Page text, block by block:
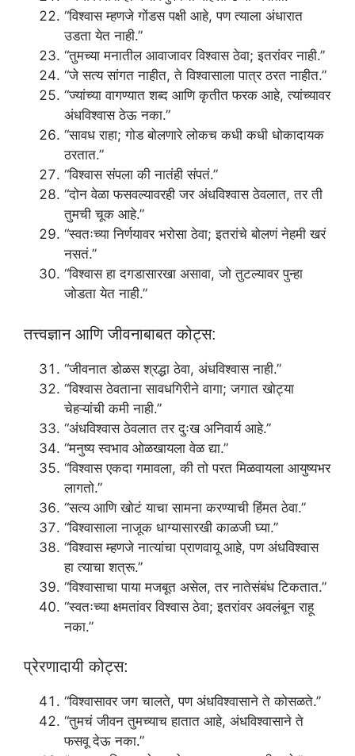
“विश्वास म्हणजे गोंडस पक्षी आहे, पण त्याला अंधारात
उडता येत नाही.”
“तुमच्या मनातील आवाजावर विश्वास ठेवा; इतरांवर नाही.”
“जे सत्य सांगत नाहीत, ते विश्वासाला पात्र ठरत नाहीत.”
“ज्यांच्या वागण्यात शब्द आणि कृतीत फरक आहे, त्यांच्यावर
अंधविश्वास ठेऊ नका.”
“सावध राहा; गोड बोलणारे लोकच कधी कधी धोकादायक
ठरतात.”
“विश्वास संपला की नातंही संपतं.”
“दोन वेळा फसवल्यावरही जर अंधविश्वास ठेवलात, तर ती
तुमची चूक आहे.”
“स्वतःच्या निर्णयावर भरोसा ठेवा; इतरांचे बोलणं नेहमी खरं
नसतं.”
“विश्वास हा दगडासारखा असावा, जो तुटल्यावर पुन्हा
जोडता येत नाही.”
तत्त्वज्ञान आणि जीवनाबाबत कोट्स:
“जीवनात डोळस श्रद्धा ठेवा, अंधविश्वास नाही.”
“विश्वास ठेवताना सावधगिरीने वागा; जगात खोट्या
चेहऱ्यांची कमी नाही.”
“अंधविश्वास ठेवलात तर दुःख अनिवार्य आहे.”
“मनुष्य स्वभाव ओळखायला वेळ द्या.”
“विश्वास एकदा गमावला, की तो परत मिळवायला आयुष्यभर
लागतो.”
“सत्य आणि खोटं याचा सामना करण्याची हिंमत ठेवा.”
“विश्वासाला नाजूक धाग्यासारखी काळजी घ्या.”
“विश्वास म्हणजे नात्यांचा प्राणवायू आहे, पण अंधविश्वास
हा त्याचा शत्रू.”
“विश्वासाचा पाया मजबूत असेल, तर नातेसंबंध टिकतात.”
“स्वतःच्या क्षमतांवर विश्वास ठेवा; इतरांवर अवलंबून राहू
नका.”
प्रेरणादायी कोट्स:
“विश्वासावर जग चालते, पण अंधविश्वासाने ते कोसळते.”
“तुमचं जीवन तुमच्याच हातात आहे, अंधविश्वासाने ते
फसवू देऊ नका.”